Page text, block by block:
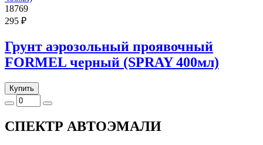
18769
295 ₽
Грунт аэрозольный проявочный
FORMEL черный (SPRAY 400мл)
Купить
СПЕКТР АВТОЭМАЛИ